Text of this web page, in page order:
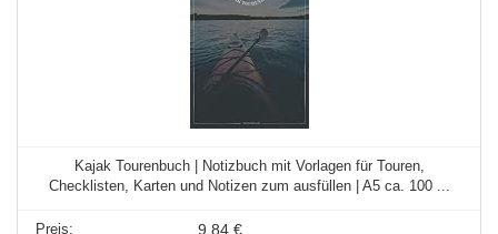
Kajak Tourenbuch | Notizbuch mit Vorlagen für Touren,
Checklisten, Karten und Notizen zum ausfüllen | A5 ca. 100 ...
9,84 €